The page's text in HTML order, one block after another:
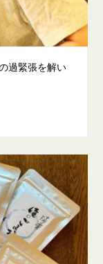
過緊張を解い